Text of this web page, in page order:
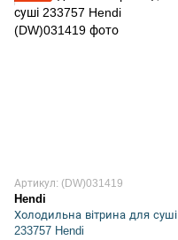
Артикул: (DW)031419
Hendi
Холодильна вітрина для суші
233757 Hendi